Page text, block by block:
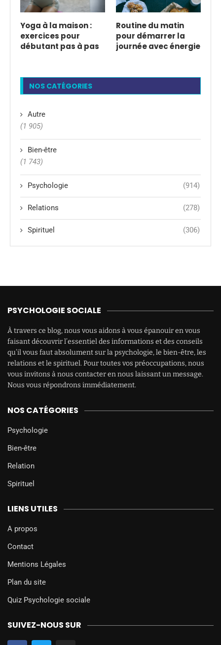
Yoga à la maison :
exercices pour
débutant pas à pas
Routine du matin
pour démarrer la
journée avec énergie
NOS CATÉGORIES
Autre
(1 905)
Bien-être
(1 743)
Psychologie (914)
Relations (278)
Spirituel (306)
PSYCHOLOGIE SOCIALE
À travers ce blog, nous vous aidons à vous épanouir en vous
faisant découvrir l’essentiel des informations et des conseils
qu’il vous faut absolument sur la psychologie, le bien-être, les
relations et le spirituel. Pour toutes vos préoccupations, nous
vous invitons à nous contacter en nous laissant un message.
Nous vous répondrons immédiatement.
NOS CATÉGORIES
Psychologie
Bien-être
Relation
Spirituel
LIENS UTILES
A propos
Contact
Mentions Légales
Plan du site
Quiz Psychologie sociale
SUIVEZ-NOUS SUR